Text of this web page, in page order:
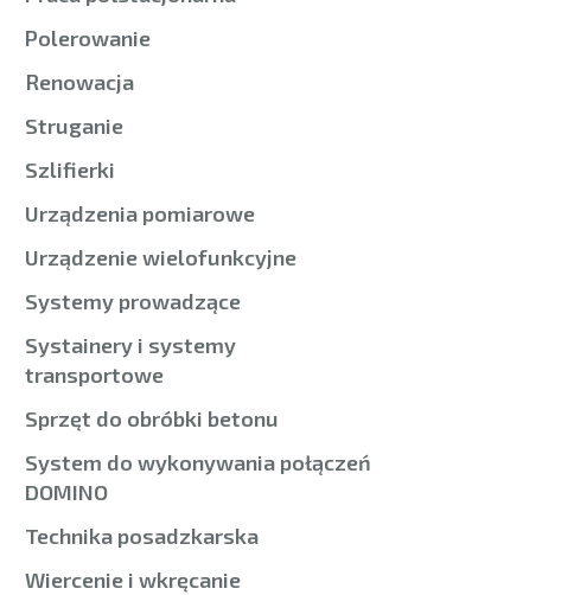
Polerowanie
Renowacja
Struganie
Szlifierki
Urządzenia pomiarowe
Urządzenie wielofunkcyjne
Systemy prowadzące
Systainery i systemy
transportowe
Sprzęt do obróbki betonu
System do wykonywania połączeń
DOMINO
Technika posadzkarska
Wiercenie i wkręcanie